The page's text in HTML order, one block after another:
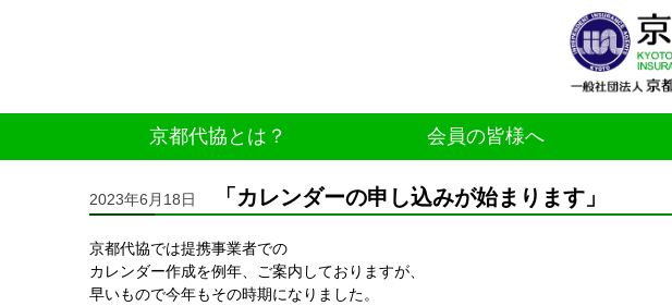
京都代協とは？ 会員の皆様へ
2023年6月18日 「カレンダーの申し込みが始まります」
京都代協では提携事業者での
カレンダー作成を例年、ご案内しておりますが、
早いもので今年もその時期になりました。